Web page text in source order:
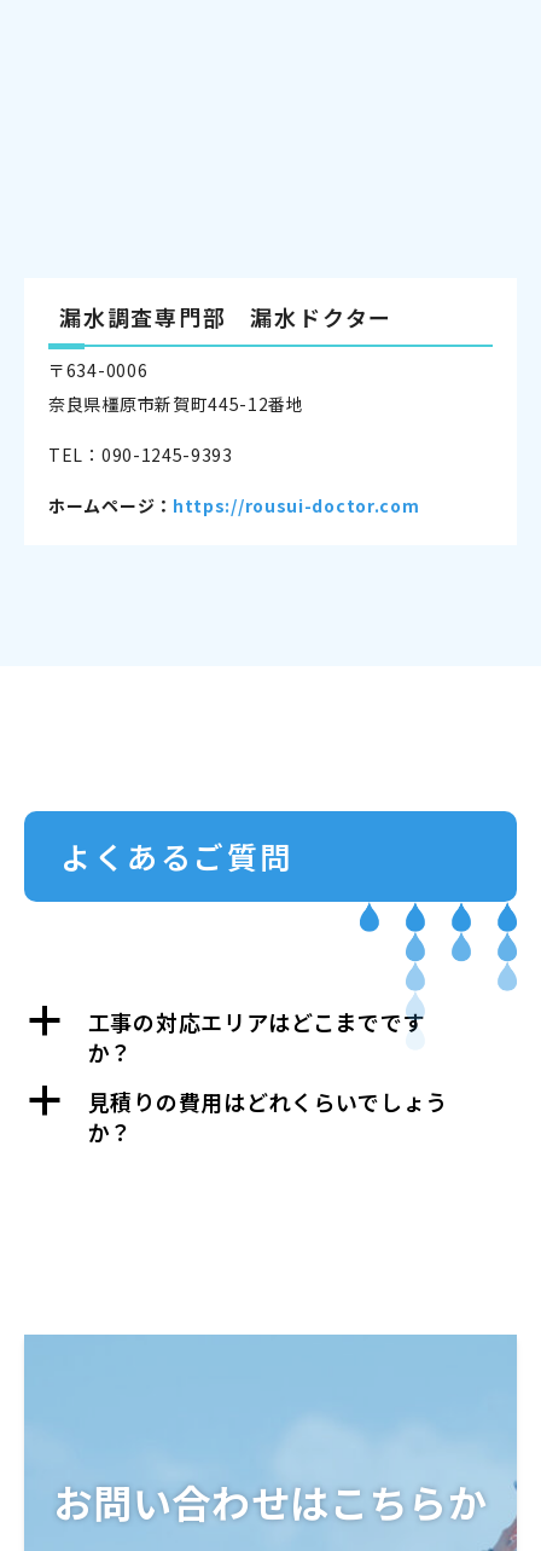
漏水調査専門部 漏水ドクター
〒634-0006
奈良県橿原市新賀町445-12番地
TEL：090-1245-9393
ホームページ： https://rousui-doctor.com
よくあるご質問
a
工事の対応エリアはどこまでです
か？
a
見積りの費用はどれくらいでしょう
か？
お問い合わせはこちらか